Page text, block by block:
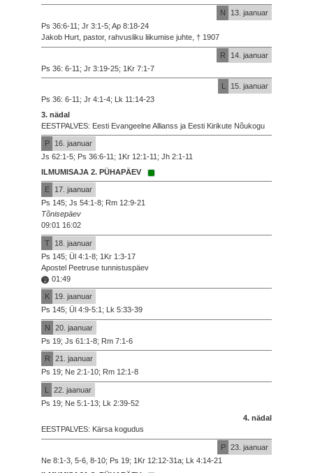
N
13. jaanuar
Ps 36:6-11; Jr 3:1-5; Ap 8:18-24
Jakob Hurt, pastor, rahvusliku liikumise juhte, † 1907
R
14. jaanuar
Ps 36: 6-11; Jr 3:19-25; 1Kr 7:1-7
L
15. jaanuar
Ps 36: 6-11; Jr 4:1-4; Lk 11:14-23
3. nädal
EESTPALVES: Eesti Evangeelne Allianss ja Eesti Kirikute Nõukogu
P
16. jaanuar
Js 62:1-5; Ps 36:6-11; 1Kr 12:1-11; Jh 2:1-11
ILMUMISAJA 2. PÜHAPÄEV
E
17. jaanuar
Ps 145; Js 54:1-8; Rm 12:9-21
Tõnisepäev
09:01 16:02
T
18. jaanuar
Ps 145; Ül 4:1-8; 1Kr 1:3-17
Apostel Peetruse tunnistuspäev
01:49
K
19. jaanuar
Ps 145; Ül 4:9-5:1; Lk 5:33-39
N
20. jaanuar
Ps 19; Js 61:1-8; Rm 7:1-6
R
21. jaanuar
Ps 19; Ne 2:1-10; Rm 12:1-8
L
22. jaanuar
Ps 19; Ne 5:1-13; Lk 2:39-52
4. nädal
EESTPALVES: Kärsa kogudus
P 23. jaanuar
Ne 8:1-3, 5-6, 8-10; Ps 19; 1Kr 12:12-31a; Lk 4:14-21